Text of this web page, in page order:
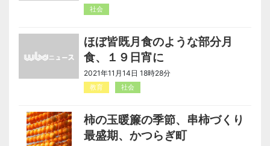
社会
ほぼ皆既月食のような部分月
食、１９日宵に
2021年11月14日 18時28分
教育 社会
柿の玉暖簾の季節、串柿づくり
最盛期、かつらぎ町